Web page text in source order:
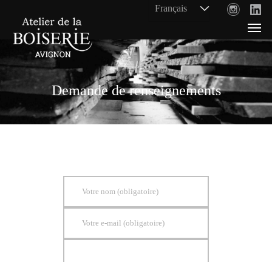
Demande de renseignements
Votre nom (obligatoire)
Votre e-mail (obligatoire)